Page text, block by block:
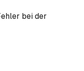
bei der